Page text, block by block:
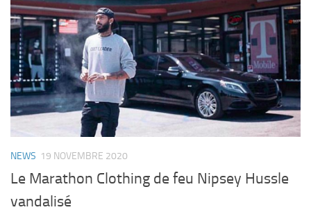
NEWS 19 NOVEMBRE 2020
Le Marathon Clothing de feu Nipsey Hussle
vandalisé